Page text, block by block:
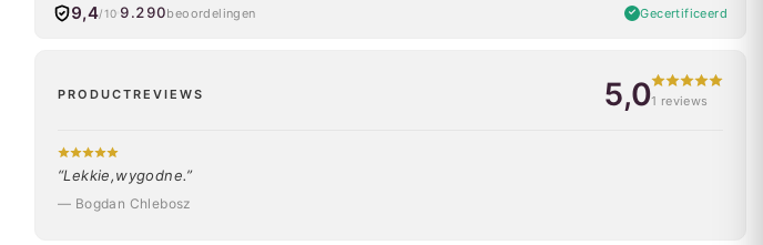
9,4/10 9.290beoordelingen Gecertificeerd
PRODUCTREVIEWS 5,01 reviews
“Lekkie,wygodne.”
— Bogdan Chlebosz